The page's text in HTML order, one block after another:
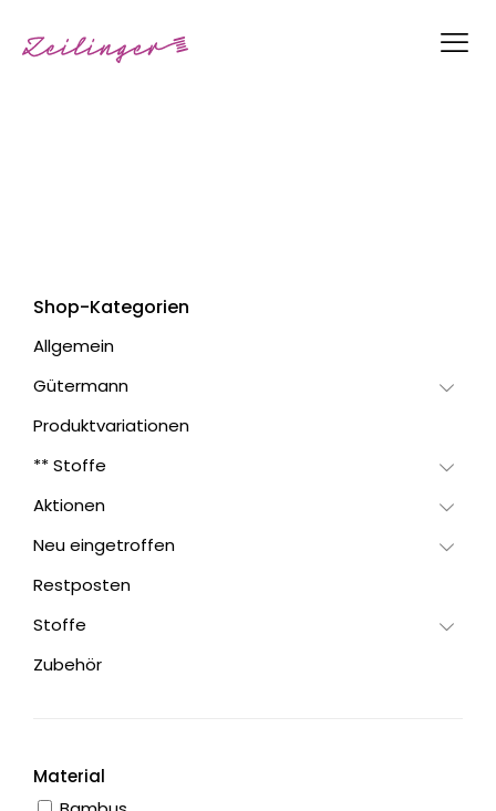
Shop-Kategorien
Allgemein
Gütermann
Produktvariationen
** Stoffe
Aktionen
Neu eingetroffen
Restposten
Stoffe
Zubehör
Material